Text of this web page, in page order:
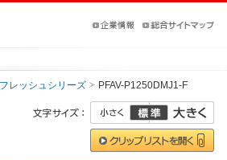
レッシュシリーズ PFAV-P1250DMJ1-F